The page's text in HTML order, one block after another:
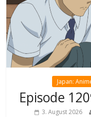
Japan:
Episode
3. August 2026